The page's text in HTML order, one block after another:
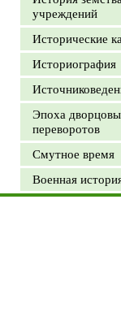
учреждений
Исторические
Историография
Эпоха
переворотов
Смутное время
Военная